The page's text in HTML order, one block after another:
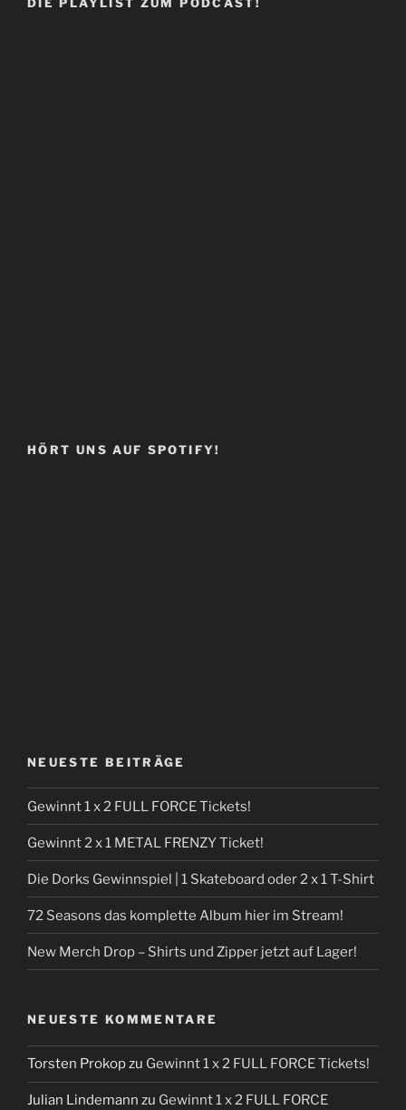
HÖRT UNS AUF SPOTIFY!
NEUESTE BEITRÄGE
Gewinnt 1 x 2 FULL FORCE Tickets!
Gewinnt 2 x 1 METAL FRENZY Ticket!
Die Dorks Gewinnspiel | 1 Skateboard oder 2 x 1 T-Shirt
72 Seasons das komplette Album hier im Stream!
New Merch Drop – Shirts und Zipper jetzt auf Lager!
NEUESTE KOMMENTARE
Torsten Prokopzu Gewinnt 1 x 2 FULL FORCE Tickets!
Julian Lindemann zu Gewinnt 1 x 2 FULL FORCE